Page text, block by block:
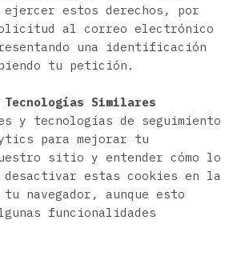
ejercer estos derechos, por
al correo electrónico
una identificación
tu petición.
Tecnologías Similares
y tecnologías de seguimiento
para mejorar tu
sitio y entender cómo lo
estas cookies en la
navegador, aunque esto
funcionalidades